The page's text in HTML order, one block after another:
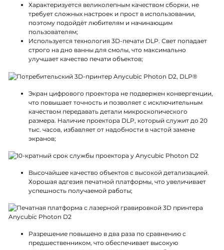
Характеризуется великолепным качеством сборки, не
требует сложных настроек и прост в использовании,
поэтому подойдёт любителям и начинающим
пользователям;
Используется технология 3D-печати DLP. Свет попадает
строго на дно ванны для смолы, что максимально
улучшает качество печати объектов;
Экран цифрового проектора не подвержен конвергенции,
что повышает точность и позволяет с исключительным
качеством передавать детали микроскопического
размера. Наличие проектора DLP, который служит до 20
тыс. часов, избавляет от надобности в частой замене
экранов;
Высочайшее качество объектов с высокой детализацией.
Хорошая адгезия печатной платформы, что увеличивает
успешность получаемой работы;
Разрешение повышено в два раза по сравнению с
предшественником, что обеспечивает высокую